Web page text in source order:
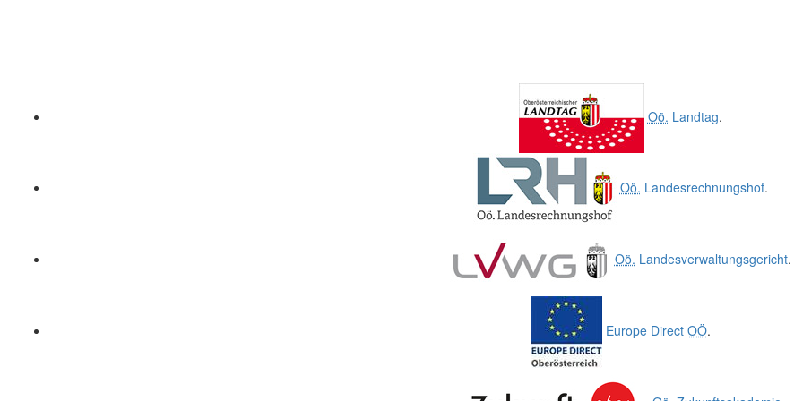
Oö. Landtag.
Oö. Landesrechnungshof.
Oö. Landesverwaltungsgericht.
Europe Direct OÖ.